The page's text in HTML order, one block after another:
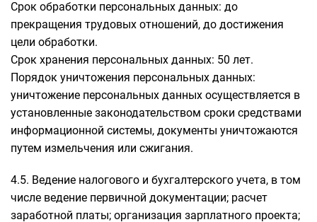
Срок обработки персональных данных: до
прекращения трудовых отношений, до достижения
цели обработки.
Срок хранения персональных данных: 50 лет.
Порядок уничтожения персональных данных:
уничтожение персональных данных осуществляется в
установленные законодательством сроки средствами
информационной системы, документы уничтожаются
путем измельчения или сжигания.
4.5. Ведение налогового и бухгалтерского учета, в том
числе ведение первичной документации; расчет
заработной платы; организация зарплатного проекта;